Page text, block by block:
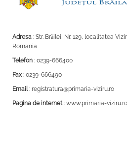
Adresa : Str. Brăilei, Nr. 129, localitatea
Romania
Telefon : 0239-666400
Fax: 0239-666490
Email: registratura@primaria-viziru.ro
Pagina de internet : www.primaria-viziru.ro